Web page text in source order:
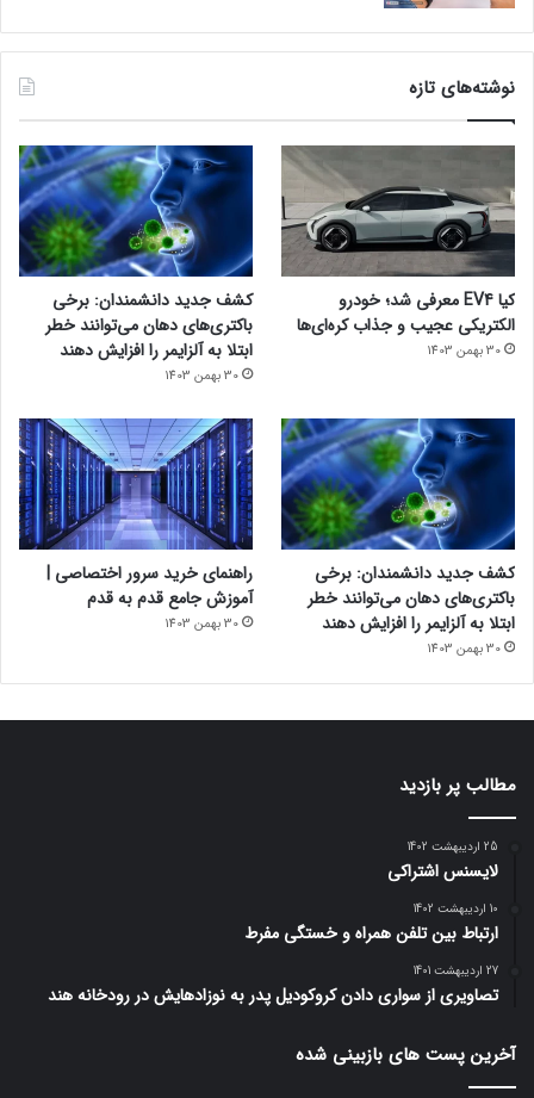
نوشته‌های تازه
کیا EV4 معرفی شد؛ خودرو
الکتریکی عجیب و جذاب کره‌ای‌ها
30 بهمن 1403
کشف جدید دانشمندان: برخی
باکتری‌های دهان می‌توانند خطر
ابتلا به آلزایمر را افزایش دهند
30 بهمن 1403
کشف جدید دانشمندان: برخی
باکتری‌های دهان می‌توانند خطر
ابتلا به آلزایمر را افزایش دهند
30 بهمن 1403
راهنمای خرید سرور اختصاصی |
آموزش جامع قدم به قدم
30 بهمن 1403
مطالب پر بازدید
25 اردیبهشت 1402
لایسنس اشتراکی
10 اردیبهشت 1402
ارتباط بین تلفن همراه و خستگی مفرط
27 اردیبهشت 1401
تصاویری از سواری دادن کروکودیل پدر به نوزادهایش در رودخانه هند
آخرین پست های بازبینی شده